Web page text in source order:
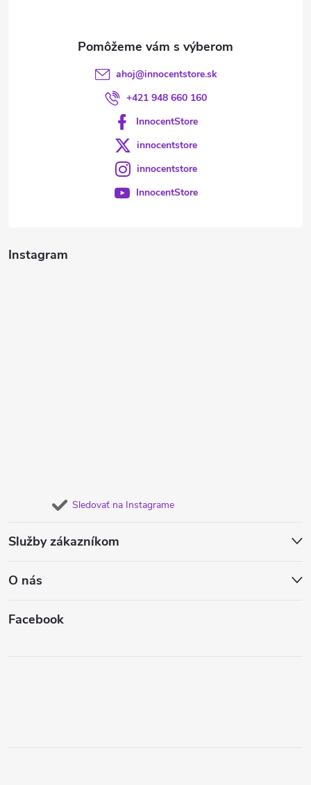
Instagram
Sledovať na Instagrame
Služby zákazníkom
O nás
Facebook
ahoj@innocentstore.sk
+421 948 660 160
InnocentStore
innocentstore
innocentstore
InnocentStore